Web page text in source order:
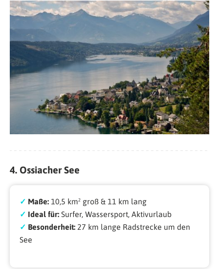
4. Ossiacher See
✓ Maße: 10,5 km² groß & 11 km lang
✓ Ideal für: Surfer, Wassersport, Aktivurlaub
✓ Besonderheit: 27 km lange Radstrecke um den
See